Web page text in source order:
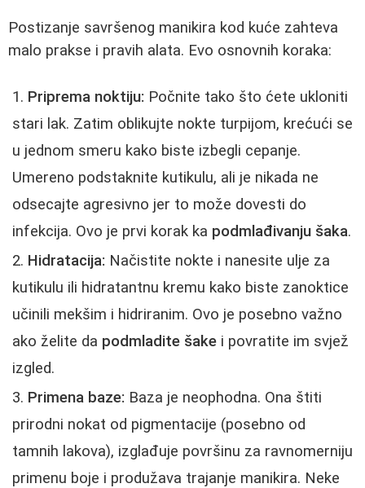
Postizanje savršenog manikira kod kuće zahteva
malo prakse i pravih alata. Evo osnovnih koraka:
Priprema noktiju: Počnite tako što ćete ukloniti
stari lak. Zatim oblikujte nokte turpijom, krećući se
u jednom smeru kako biste izbegli cepanje.
Umereno podstaknite kutikulu, ali je nikada ne
odsecajte agresivno jer to može dovesti do
infekcija. Ovo je prvi korak ka podmlađivanju šaka.
Hidratacija: Načistite nokte i nanesite ulje za
kutikulu ili hidratantnu kremu kako biste zanoktice
učinili mekšim i hidriranim. Ovo je posebno važno
ako želite da podmladite šake i povratite im svjež
izgled.
Primena baze: Baza je neophodna. Ona štiti
prirodni nokat od pigmentacije (posebno od
tamnih lakova), izglađuje površinu za ravnomerniju
primenu boje i produžava trajanje manikira. Neke